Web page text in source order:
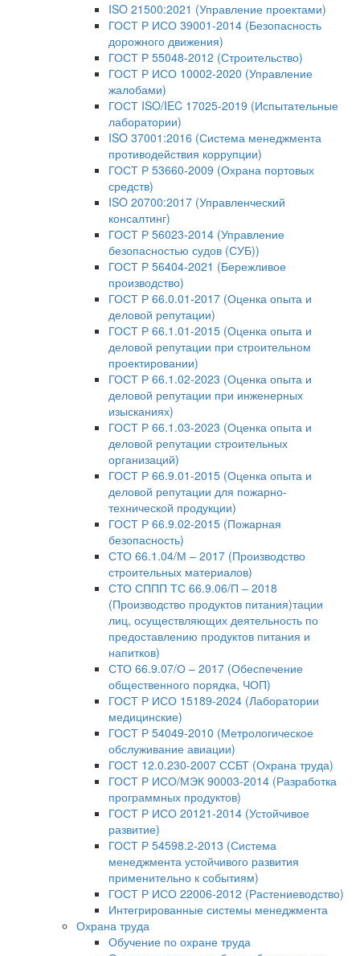
ISO 21500:2021 (Управление проектами)
ГОСТ Р ИСО 39001-2014 (Безопасность
дорожного движения)
ГОСТ Р 55048-2012 (Строительство)
ГОСТ Р ИСО 10002-2020 (Управление
жалобами)
ГОСТ ISO/IEC 17025-2019 (Испытательные
лаборатории)
ISO 37001:2016 (Система менеджмента
противодействия коррупции)
ГОСТ Р 53660-2009 (Охрана портовых
средств)
ISO 20700:2017 (Управленческий
консалтинг)
ГОСТ Р 56023-2014 (Управление
безопасностью судов (СУБ))
ГОСТ Р 56404-2021 (Бережливое
производство)
ГОСТ Р 66.0.01-2017 (Оценка опыта и
деловой репутации)
ГОСТ Р 66.1.01-2015 (Оценка опыта и
деловой репутации при строительном
проектировании)
ГОСТ Р 66.1.02-2023 (Оценка опыта и
деловой репутации при инженерных
изысканиях)
ГОСТ Р 66.1.03-2023 (Оценка опыта и
деловой репутации строительных
организаций)
ГОСТ Р 66.9.01-2015 (Оценка опыта и
деловой репутации для пожарно-
технической продукции)
ГОСТ Р 66.9.02-2015 (Пожарная
безопасность)
СТО 66.1.04/М – 2017 (Производство
строительных материалов)
СТО СППП ТС 66.9.06/П – 2018
(Производство продуктов питания)тации
лиц, осуществляющих деятельность по
предоставлению продуктов питания и
напитков)
СТО 66.9.07/О – 2017 (Обеспечение
общественного порядка, ЧОП)
ГОСТ Р ИСО 15189-2024 (Лаборатории
медицинские)
ГОСТ Р 54049-2010 (Метрологическое
обслуживание авиации)
ГОСТ 12.0.230-2007 ССБТ (Охрана труда)
ГОСТ Р ИСО/МЭК 90003-2014 (Разработка
программных продуктов)
ГОСТ Р ИСО 20121-2014 (Устойчивое
развитие)
ГОСТ Р 54598.2-2013 (Система
менеджмента устойчивого развития
применительно к событиям)
ГОСТ Р ИСО 22006-2012 (Растениеводство)
Интегрированные системы менеджмента
Охрана труда
Обучение по охране труда